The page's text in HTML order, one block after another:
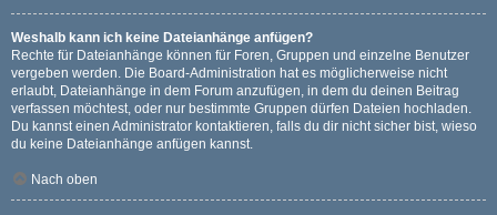
Weshalb kann ich keine Dateianhänge anfügen?
Rechte für Dateianhänge können für Foren, Gruppen und einzelne Benutzer
vergeben werden. Die Board-Administration hat es möglicherweise nicht
erlaubt, Dateianhänge in dem Forum anzufügen, in dem du deinen Beitrag
verfassen möchtest, oder nur bestimmte Gruppen dürfen Dateien hochladen.
Du kannst einen Administrator kontaktieren, falls du dir nicht sicher bist, wieso
du keine Dateianhänge anfügen kannst.
Nach oben